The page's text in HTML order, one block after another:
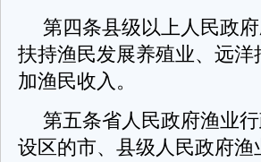
第四条县级以上人民政
扶持渔民发展养殖业、远
加渔民收入。
第五条省人民政府渔业
设区的市、县级人民政府